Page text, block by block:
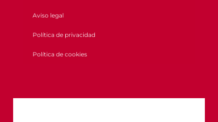
Aviso legal
Política de privacidad
Política de cookies